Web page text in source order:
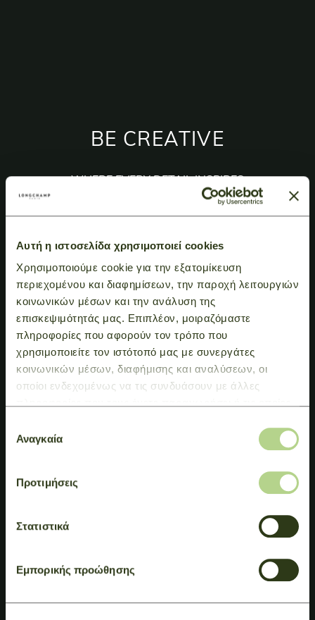
Αυτή η ιστοσελίδα χρησιμοποιεί cookies
Χρησιμοποιούμε cookie για την εξατομίκευση
περιεχομένου και διαφημίσεων, την παροχή λειτουργιών
κοινωνικών μέσων και την ανάλυση της
επισκεψιμότητάς μας. Επιπλέον, μοιραζόμαστε
πληροφορίες που αφορούν τον τρόπο που
χρησιμοποιείτε τον ιστότοπό μας με συνεργάτες
κοινωνικών μέσων, διαφήμισης και αναλύσεων, οι
οποίοι ενδεχομένως να τις συνδυάσουν με άλλες
των υπηρεσιών τους.
συγκατάθεσης
Αναγκαία
Προτιμήσεις
Στατιστικά
Εμπορικής προώθησης
BE CREATIVE
WHERE EVERY DETAIL INSPIRES